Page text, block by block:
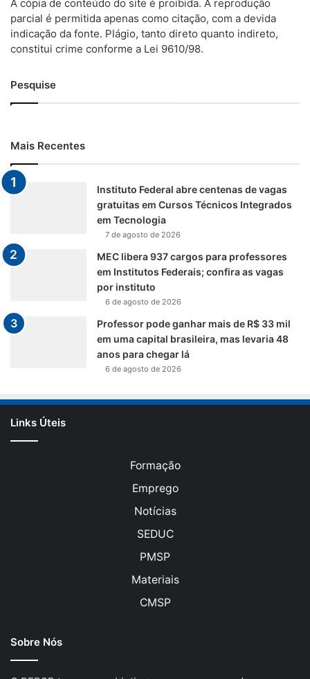
A cópia de conteúdo do site é proibida. A reprodução
parcial é permitida apenas como citação, com a devida
indicação da fonte. Plágio, tanto direto quanto indireto,
constitui crime conforme a Lei 9610/98.
Pesquise
Mais Recentes
Instituto Federal abre centenas de vagas
gratuitas em Cursos Técnicos Integrados
em Tecnologia
7 de agosto de 2026
MEC libera 937 cargos para professores
em Institutos Federais; confira as vagas
por instituto
6 de agosto de 2026
Professor pode ganhar mais de R$ 33 mil
em uma capital brasileira, mas levaria 48
anos para chegar lá
6 de agosto de 2026
Links Úteis
Formação
Emprego
Notícias
SEDUC
PMSP
Materiais
CMSP
Sobre Nós